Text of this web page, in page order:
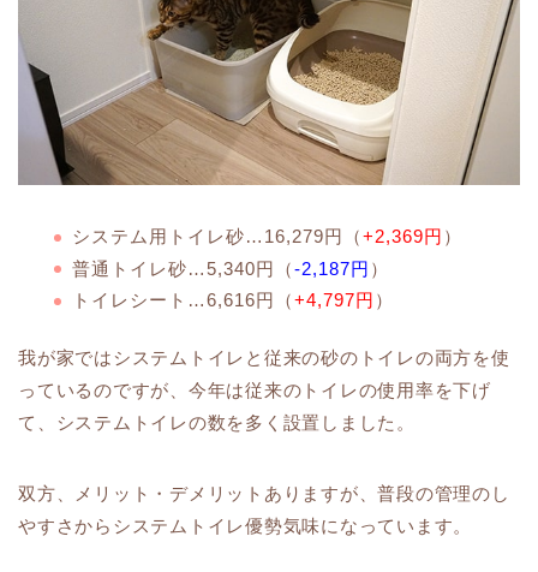
システム用トイレ砂…16,279円（+2,369円 ）
普通トイレ砂…5,340円（-2,187円 ）
トイレシート…6,616円（+4,797円 ）
我が家ではシステムトイレと従来の砂のトイレの両方を使
っているのですが、今年は従来のトイレの使用率を下げ
て、システムトイレの数を多く設置しました。
双方、メリット・デメリットありますが、普段の管理のし
やすさからシステムトイレ優勢気味になっています。